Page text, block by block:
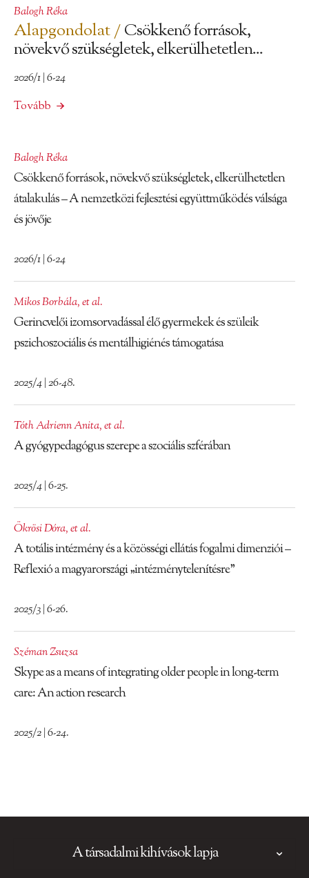
Balogh Réka
Alapgondolat /Csökkenő források,
növekvő szükségletek, elkerülhetetlen...
2026/1 | 6-24
Tovább
Balogh Réka
Csökkenő források, növekvő szükségletek, elkerülhetetlen
átalakulás – A nemzetközi fejlesztési együttműködés válsága
és jövője
2026/1 | 6-24
Mikos Borbála,et al.
Gerincvelői izomsorvadással élő gyermekek és szüleik
pszichoszociális és mentálhigiénés támogatása
2025/4 | 26-48.
Tóth Adrienn Anita,et al.
A gyógypedagógus szerepe a szociális szférában
2025/4 | 6-25.
Ökrösi Dóra,et al.
A totális intézmény és a közösségi ellátás fogalmi dimenziói –
Reflexió a magyarországi „intézménytelenítésre”
2025/3 | 6-26.
Széman Zsuzsa
Skype as a means of integrating older people in long-term
care: An action research
2025/2 | 6-24.
A társadalmi kihívások lapja